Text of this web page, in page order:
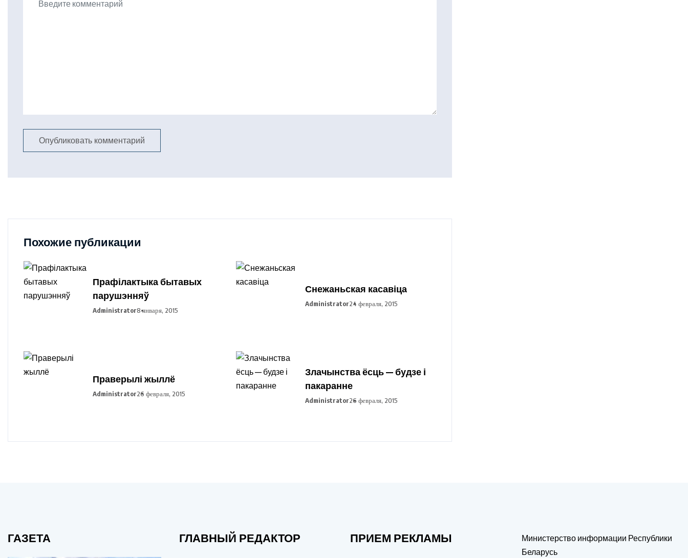
Похожие публикации
Прафілактыка бытавых
парушэнняў
Administrator8 января, 2015
Снежаньская касавіца
Administrator24 февраля, 2015
Праверылі жыллё
Administrator26 февраля, 2015
Злачынства ёсць — будзе і
пакаранне
Administrator26 февраля, 2015
ГАЗЕТА ГЛАВНЫЙ РЕДАКТОР ПРИЕМ РЕКЛАМЫ
Министерство информации Республики
Беларусь